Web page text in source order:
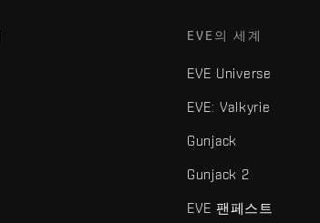
EVE의 세계
EVE Universe
EVE: Valkyrie
Gunjack
Gunjack 2
EVE 팬페스트